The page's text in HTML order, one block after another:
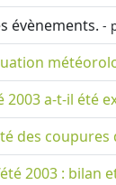
évènements. -
2003 a-t-il été
des
2003 : bilan